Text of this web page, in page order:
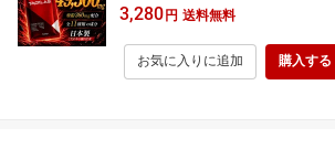
プリ 活力 クラチャイダム 黒にんに
NA 男性 タウリン トンカットアリ
3,280円 送料無料
お気に入りに追加 購入する